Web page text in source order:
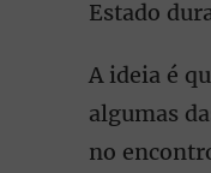
Estado
A ideia é
algumas
no